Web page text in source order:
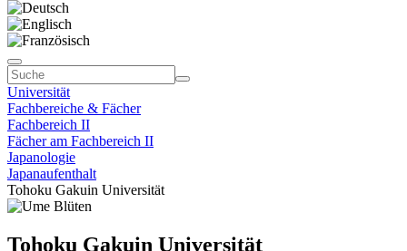
Universität
Fachbereiche & Fächer
Fachbereich II
Fächer am Fachbereich II
Japanologie
Japanaufenthalt
Tohoku Gakuin Universität
Tohoku Gakuin Universität